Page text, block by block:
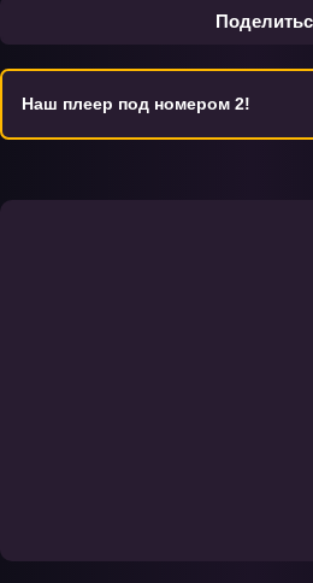
Наш плеер под номером 2!